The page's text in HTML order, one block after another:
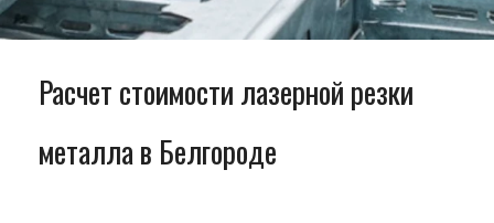
Расчет стоимости лазерной резки
металла в Белгороде